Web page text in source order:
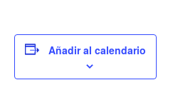
Añadir al calendario